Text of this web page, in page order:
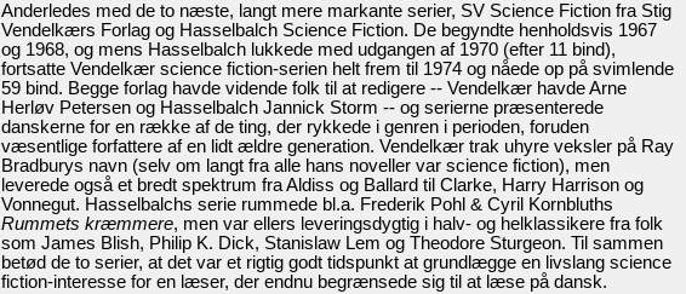
Anderledes med de to næste, langt mere markante serier, SV Science Fiction fra Stig
Vendelkærs Forlag og Hasselbalch Science Fiction. De begyndte henholdsvis 1967
og 1968, og mens Hasselbalch lukkede med udgangen af 1970 (efter 11 bind),
fortsatte Vendelkær science fiction-serien helt frem til 1974 og nåede op på svimlende
59 bind. Begge forlag havde vidende folk til at redigere -- Vendelkær havde Arne
Herløv Petersen og Hasselbalch Jannick Storm -- og serierne præsenterede
danskerne for en række af de ting, der rykkede i genren i perioden, foruden
væsentlige forfattere af en lidt ældre generation. Vendelkær trak uhyre veksler på Ray
Bradburys navn (selv om langt fra alle hans noveller var science fiction), men
leverede også et bredt spektrum fra Aldiss og Ballard til Clarke, Harry Harrison og
Vonnegut. Hasselbalchs serie rummede bl.a. Frederik Pohl & Cyril Kornbluths
Rummets kræmmere, men var ellers leveringsdygtig i halv- og helklassikere fra folk
som James Blish, Philip K. Dick, Stanislaw Lem og Theodore Sturgeon. Til sammen
betød de to serier, at det var et rigtig godt tidspunkt at grundlægge en livslang science
fiction-interesse for en læser, der endnu begrænsede sig til at læse på dansk.